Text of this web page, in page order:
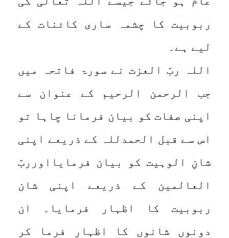
ربوبیت کا چشمہ ساری کائنات کے
لیے ہے۔
اللہ ربّ العزت نے سورۃ فاتحہ میں
جب الرحمن الرحیم کے عنوان سے
اپنی صفات کو بیان فرمانا چاہا تو
اس سے قبل الحمدللہ کے ذریعے اپنی
شانِ الوہیت کو بیان فرمایااورربّ
العالمین کے ذریعے اپنی شان
ربوبیت کا اظہار فرمایا۔ ان
دونوں شانوں کا اظہار فرما کر